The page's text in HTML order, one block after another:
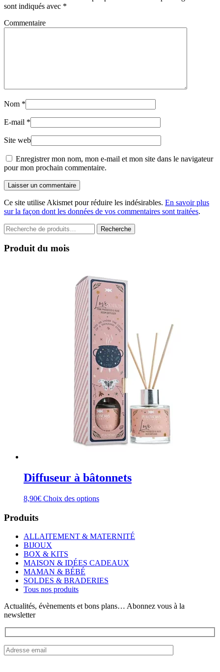
sont indiqués avec *
Commentaire
Nom *
E-mail *
Site web
Enregistrer mon nom, mon e-mail et mon site dans le navigateur
pour mon prochain commentaire.
Laisser un commentaire
Ce site utilise Akismet pour réduire les indésirables. En savoir plus
sur la façon dont les données de vos commentaires sont traitées.
Recherche
pour :
Recherche
Produit du mois
Diffuseur à bâtonnets
8,90€ Choix des optionsCe
variations.
Les
peuvent
être
choisies
sur
page
du
Produits
ALLAITEMENT & MATERNITÉ
BIJOUX
BOX & KITS
MAISON & IDÉES CADEAUX
MAMAN & BÉBÉ
SOLDES & BRADERIES
Tous nos produits
Actualités, évènements et bons plans… Abonnez vous à la
newsletter